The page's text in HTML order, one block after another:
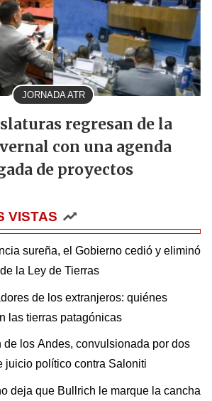
JORNADA ATR
regresan de la
con una agenda
de proyectos
VISTAS
sureña, el Gobierno cedió y eliminó
la Ley de Tierras
de los extranjeros: quiénes
las tierras patagónicas
de los Andes, convulsionada por dos
juicio político contra Saloniti
deja que Bullrich le marque la cancha